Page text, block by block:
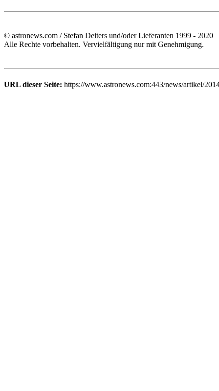
© astronews.com / Stefan Deiters und/oder Lieferanten 1999 - 2020
Alle Rechte vorbehalten. Vervielfältigung nur mit Genehmigung.
URL dieser Seite: https://www.astronews.com:443/news/artikel/